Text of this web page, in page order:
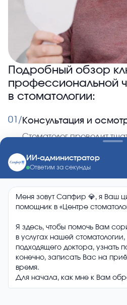
Подробный обзор
профессиональной
в стоматологии:
01/ Консультация и
Стоматолог проводит
десен, выявляет
Удаление зубного
Используются
инструменты для
налета с поверхности
03/Профессиональная
зубов:
Зубы обрабатываются
инструментами, что